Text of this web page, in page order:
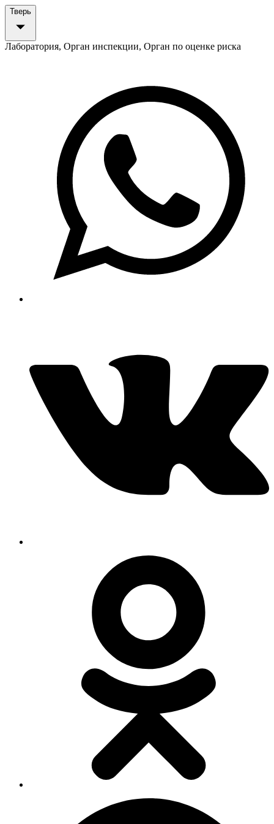
Тверь
Лаборатория, Орган инспекции, Орган по оценке риска